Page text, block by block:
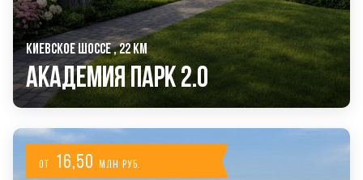
КИЕВСКОЕ ШОССЕ , 22 КМ
Академия Парк 2.0
от 16,50 млн руб.